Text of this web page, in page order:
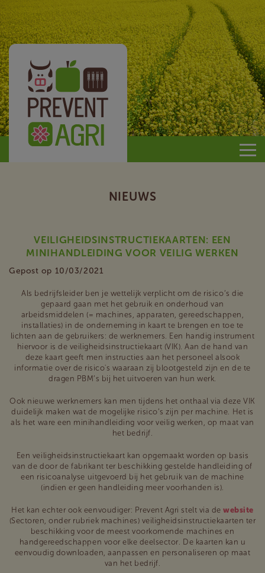
Prevent
NIEUWS
VEILIGHEIDSINSTRUCTIEKAARTEN: EEN
MINIHANDLEIDING VOOR VEILIG WERKEN
Gepost op 10/03/2021
Als bedrijfsleider ben je wettelijk verplicht om de risico’s die
gepaard gaan met het gebruik en onderhoud van
arbeidsmiddelen (= machines, apparaten, gereedschappen,
installaties) in de onderneming in kaart te brengen en toe te
lichten aan de gebruikers: de werknemers. Een handig instrument
hiervoor is de veiligheidsinstructiekaart (VIK). Aan de hand van
deze kaart geeft men instructies aan het personeel alsook
informatie over de risico's waaraan zij blootgesteld zijn en de te
dragen PBM’s bij het uitvoeren van hun werk.
Ook nieuwe werknemers kan men tijdens het onthaal via deze VIK
duidelijk maken wat de mogelijke risico’s zijn per machine. Het is
als het ware een minihandleiding voor veilig werken, op maat van
het bedrijf.
Een veiligheidsinstructiekaart kan opgemaakt worden op basis
van de door de fabrikant ter beschikking gestelde handleiding of
een risicoanalyse uitgevoerd bij het gebruik van de machine
(indien er geen handleiding meer voorhanden is).
Het kan echter ook eenvoudiger: Prevent Agri stelt via dewebsite
(Sectoren, onder rubriek machines) veiligheidsinstructiekaarten ter
beschikking voor de meest voorkomende machines en
handgereedschappen voor elke deelsector. De kaarten kan u
eenvoudig downloaden, aanpassen en personaliseren op maat
van het bedrijf.